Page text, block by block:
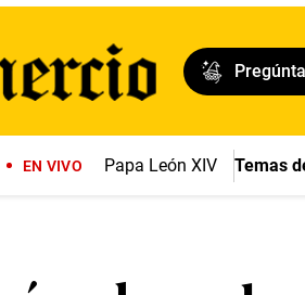
EN VIVO Papa León XIV Temas